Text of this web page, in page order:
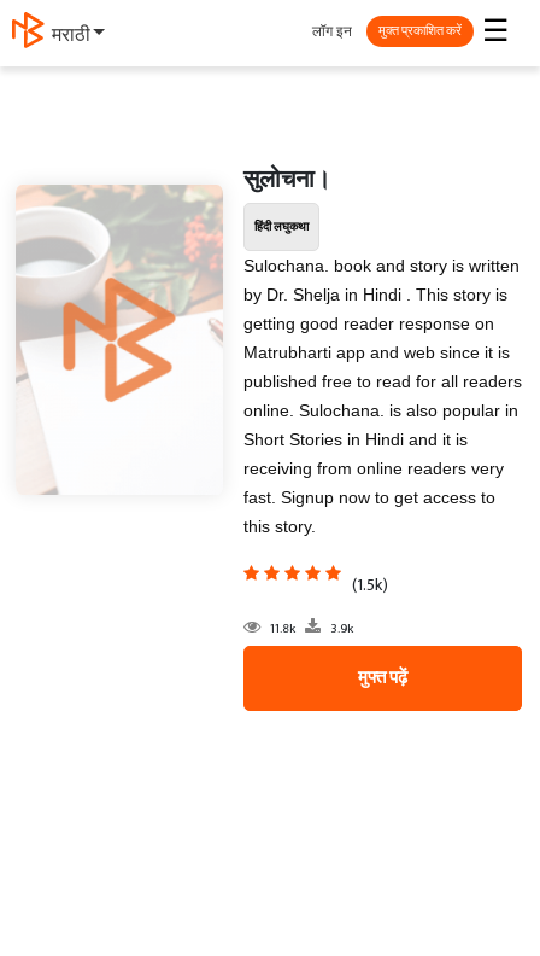
मराठी ☰
लॉग इन मुक्त प्रकाशित करें
सुलोचना।
हिंदी लघुकथा
Sulochana. book and story is written
by Dr. Shelja in Hindi . This story is
getting good reader response on
Matrubharti app and web since it is
published free to read for all readers
online. Sulochana. is also popular in
Short Stories in Hindi and it is
receiving from online readers very
fast. Signup now to get access to
this story.
(1.5k)
11.8k 3.9k
मुफ्त पढ़ें